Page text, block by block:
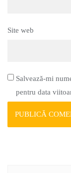
Site web
Salvează-mi
pentru data